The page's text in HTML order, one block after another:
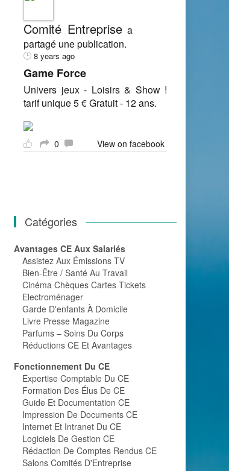
en...
Actualité
Comité Entreprisea
partagé une publication.
8 years ago
Game Force
Univers jeux - Loisirs & Show !
tarif unique 5 € Gratuit - 12 ans.
0 View on facebook
Catégories
Avantages CE Aux Salariés
Assistez Aux Émissions TV
Bien-Être / Santé Au Travail
Cinéma Chèques Cartes Tickets
Electroménager
Garde D'enfants À Domicile
Livre Presse Magazine
Parfums – Soins Du Corps
Réductions CE Et Avantages
Fonctionnement Du CE
Expertise Comptable Du CE
Formation Des Élus De CE
Guide Et Documentation CE
Impression De Documents CE
Internet Et Intranet Du CE
Logiciels De Gestion CE
Rédaction De Comptes Rendus CE
Salons Comités D'Entreprise